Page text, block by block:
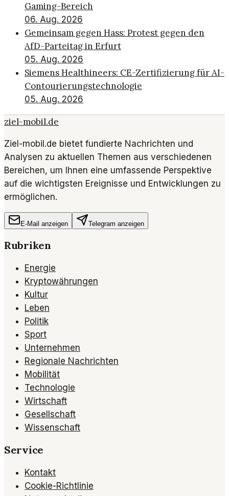
Gaming-Bereich
06. Aug. 2026
Gemeinsam gegen Hass: Protest gegen den
AfD-Parteitag in Erfurt
05. Aug. 2026
Siemens Healthineers: CE-Zertifizierung für AI-
Contourierungstechnologie
05. Aug. 2026
ziel-mobil.de
Ziel-mobil.de bietet fundierte Nachrichten und
Analysen zu aktuellen Themen aus verschiedenen
Bereichen, um Ihnen eine umfassende Perspektive
auf die wichtigsten Ereignisse und Entwicklungen zu
ermöglichen.
E-Mail anzeigen Telegram anzeigen
Rubriken
Energie
Kryptowährungen
Kultur
Leben
Politik
Sport
Unternehmen
Regionale Nachrichten
Mobilität
Technologie
Wirtschaft
Gesellschaft
Wissenschaft
Service
Kontakt
Cookie-Richtlinie